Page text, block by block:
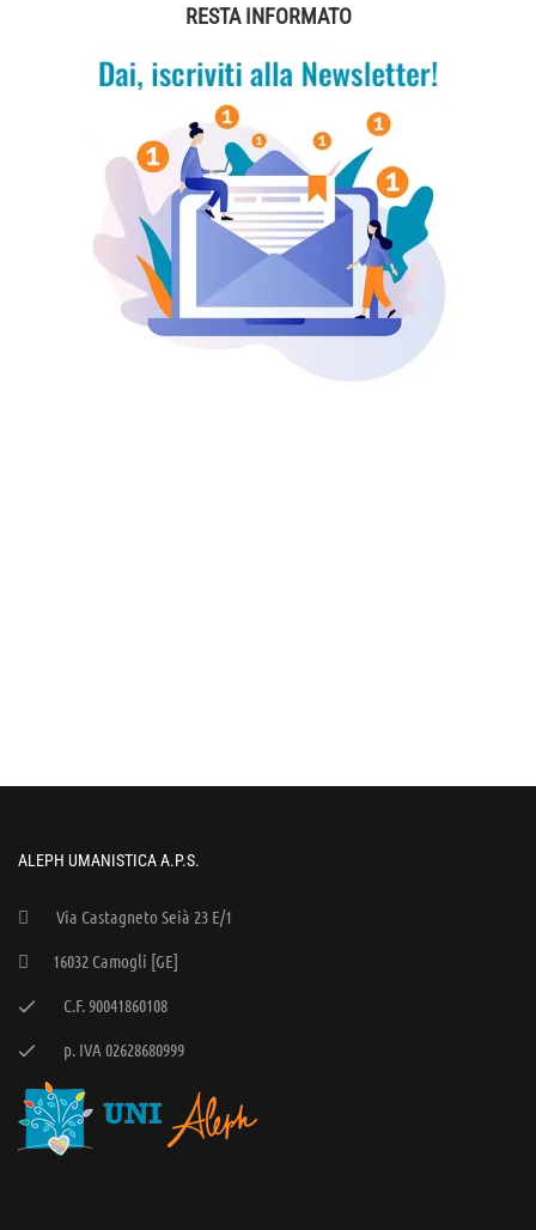
RESTA INFORMATO
ALEPH UMANISTICA A.P.S.
Via Castagneto Seià 23 E/1
16032 Camogli [GE]
C.F. 90041860108
p. IVA 02628680999